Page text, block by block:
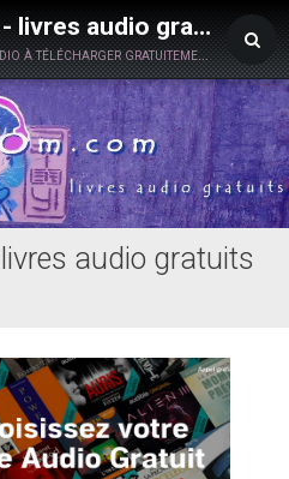
bibliboom.com - livres audio gratuits à télécharger
des centaines de livres audio à télécharger gratuitement en toute légalité !
audio gratuits